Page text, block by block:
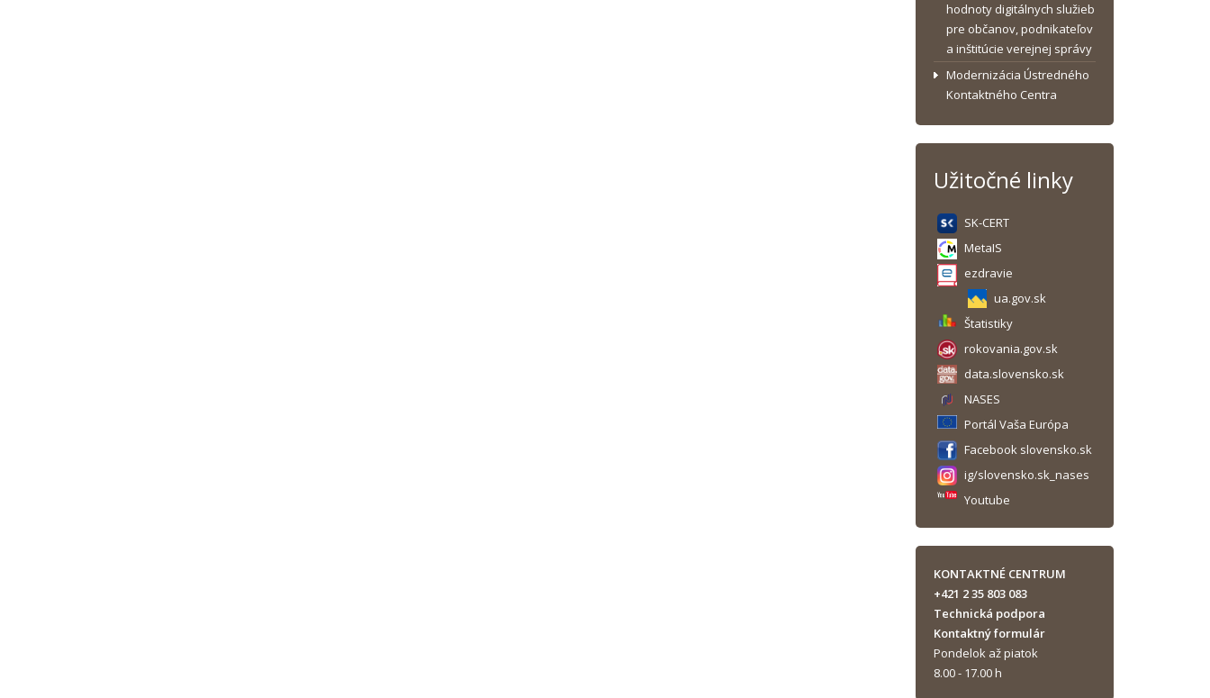
hodnoty digitálnych služieb
pre občanov, podnikateľov
a inštitúcie verejnej správy
Modernizácia Ústredného
Kontaktného Centra
Užitočné linky
SK-CERT
MetaIS
ezdravie
ua.gov.sk
Štatistiky
rokovania.gov.sk
data.slovensko.sk
NASES
Portál Vaša Európa
Facebook slovensko.sk
ig/slovensko.sk_nases
Youtube
KONTAKTNÉ CENTRUM
+421 2 35 803 083
Technická podpora
Kontaktný formulár
Pondelok až piatok
8.00 - 17.00 h